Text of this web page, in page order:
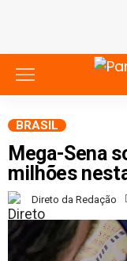
BRASIL
Mega-Sena
milhões
Direto da Redação